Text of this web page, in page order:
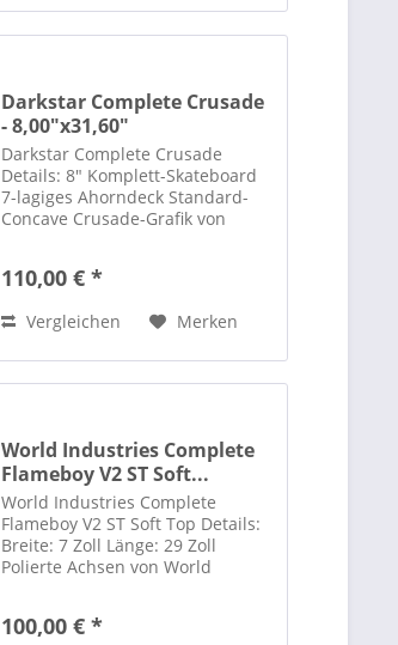
Darkstar Complete Crusade
- 8,00"x31,60"
Darkstar Complete Crusade
Details: 8" Komplett-Skateboard
7-lagiges Ahorndeck Standard-
Concave Crusade-Grafik von
Style - 11314002 Farbe - Red
110,00 € *
Vergleichen Merken
World Industries Complete
Flameboy V2 ST Soft...
World Industries Complete
Flameboy V2 ST Soft Top Details:
Breite: 7 Zoll Länge: 29 Zoll
Polierte Achsen von World
Konkav: Mittel Konstruktion aus
100,00 € *